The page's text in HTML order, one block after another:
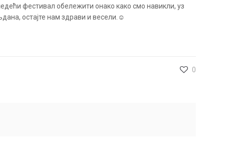
фестивал обележити онако како смо навикли, уз
остајте нам здрави и весели.☺
0